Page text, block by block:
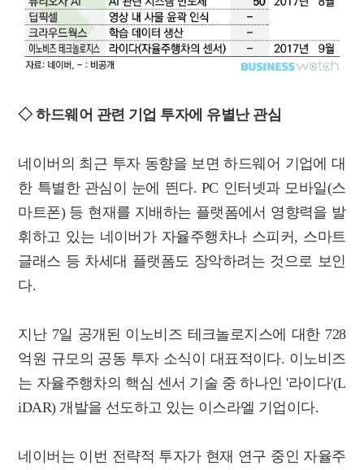
◇ 하드웨어 관련 기업 투자에 유별난 관심
네이버의 최근 투자 동향을 보면 하드웨어 기업에 대
한 특별한 관심이 눈에 띈다. PC 인터넷과 모바일(스
마트폰) 등 현재를 지배하는 플랫폼에서 영향력을 발
휘하고 있는 네이버가 자율주행차나 스피커, 스마트
글래스 등 차세대 플랫폼도 장악하려는 것으로 보인
다.
지난 7일 공개된 이노비즈 테크놀로지스에 대한 728
억원 규모의 공동 투자 소식이 대표적이다. 이노비즈
는 자율주행차의 핵심 센서 기술 중 하나인 '라이다'(L
iDAR) 개발을 선도하고 있는 이스라엘 기업이다.
네이버는 이번 전략적 투자가 현재 연구 중인 자율주